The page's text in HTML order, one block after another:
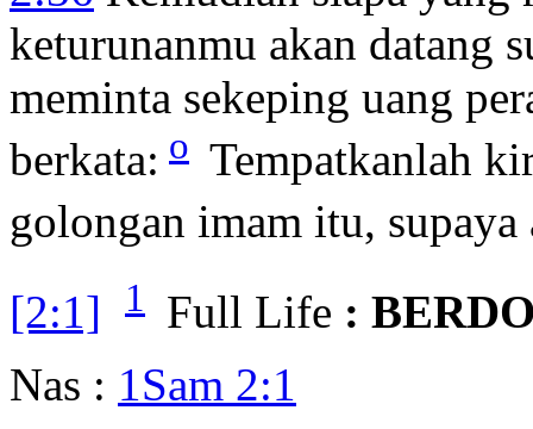
keturunanmu akan datang
meminta sekeping uang
berkata: o Tempatkanlah
golongan imam itu, supaya
[2:1]
1 Full Life :
Nas : 1Sam 2:1